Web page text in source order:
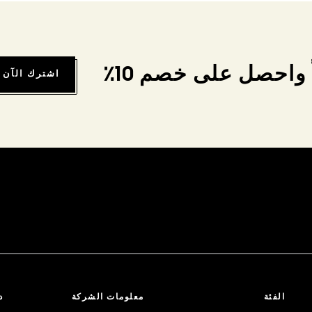
على خصم 10٪ اشترك الآن
الفئة معلومات الشركة